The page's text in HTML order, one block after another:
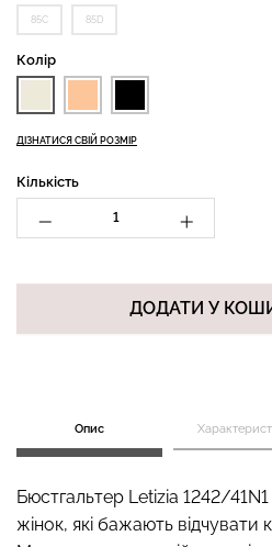
85C 85D
Колір
ДІЗНАТИСЯ СВІЙ РОЗМІР
Кількість
ДОДАТИ У
Опис
Бюстгальтер Letizia 1242/
жінок, які бажають відчувати
Безшовні стрінги STRING
BRIEFS (чорний) Giulia
179 грн.299 грн.